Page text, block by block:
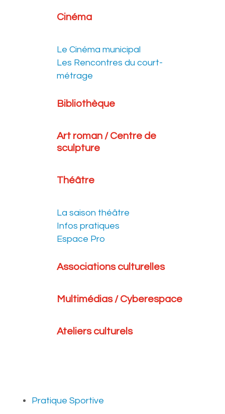
Cinéma
Le Cinéma municipal
Les Rencontres du court-
métrage
Bibliothèque
Art roman / Centre de
sculpture
Théâtre
La saison théâtre
Infos pratiques
Espace Pro
Associations culturelles
Multimédias / Cyberespace
Ateliers culturels
Pratique Sportive